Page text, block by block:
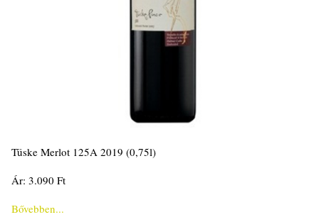
Tüske Merlot 125A 2019 (0,75l)
Ár: 3.090 Ft
Bővebben...